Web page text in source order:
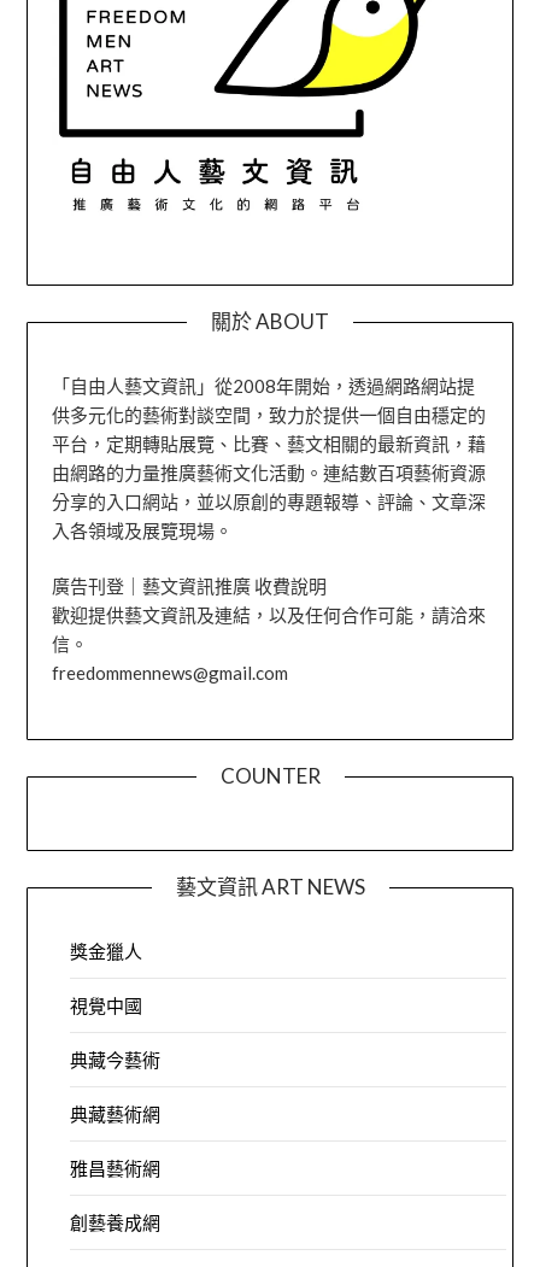
關於 ABOUT
「自由人藝文資訊」從2008年開始，透過網路網站提
供多元化的藝術對談空間，致力於提供一個自由穩定的
平台，定期轉貼展覽、比賽、藝文相關的最新資訊，藉
由網路的力量推廣藝術文化活動。連結數百項藝術資源
分享的入口網站，並以原創的專題報導、評論、文章深
入各領域及展覽現場。
廣告刊登｜藝文資訊推廣 收費說明
歡迎提供藝文資訊及連結，以及任何合作可能，請洽來
信。
freedommennews@gmail.com
COUNTER
藝文資訊 ART NEWS
獎金獵人
視覺中國
典藏今藝術
典藏藝術網
雅昌藝術網
創藝養成網